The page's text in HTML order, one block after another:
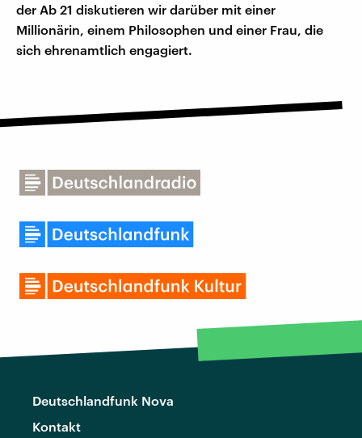
der Ab 21 diskutieren wir darüber mit einer
Millionärin, einem Philosophen und einer Frau, die
sich ehrenamtlich engagiert.
Deutschlandfunk Nova
Kontakt